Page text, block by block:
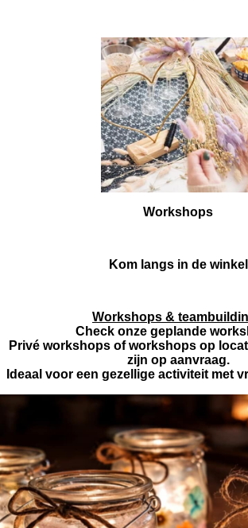
Workshops
Kom langs in de winkel
Workshops &
Check onze geplande
Privé workshops of workshops op
zijn op aanvraag.
Ideaal voor een gezellige activiteit met